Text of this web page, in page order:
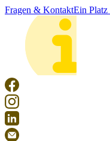
Fragen & KontaktEin